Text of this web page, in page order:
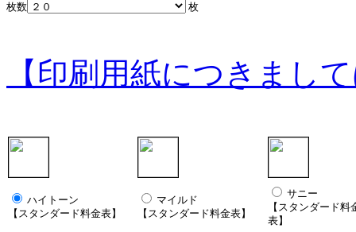
枚数
枚
【印刷用紙につきまし
ハイトーン
【スタンダード料金表】
マイルド
【スタンダード料金表】
サニー
【スタンダード料
表】